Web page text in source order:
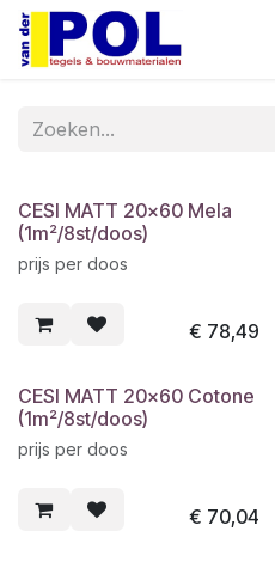
Overslaan naar inhoud
CESI MATT 20x60 Mela
(1m²/8st/doos)
prijs per doos
€ 78,49
CESI MATT 20x60 Cotone
(1m²/8st/doos)
prijs per doos
€ 70,04